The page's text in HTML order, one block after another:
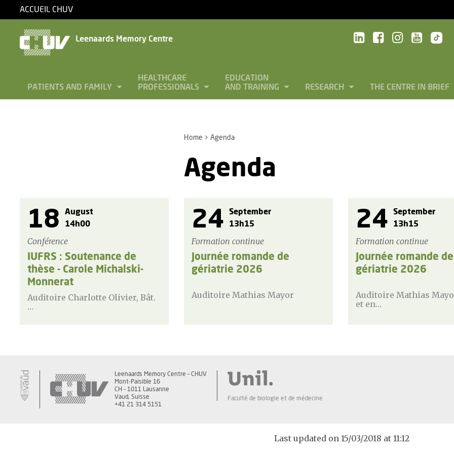
ACCUEIL CHUV
Leenaards Memory Centre
PATIENTS AND FAMILY
HEALTHCARE
PROFESSIONALS
EDUCATION
AND TRAINING
RESEARCH THE CENTRE IN BRIEF
Home Agenda
Agenda
18
August
14h00
Conférence
IUFRS : Soutenance de
thèse - Carole Michalski-
Monnerat
Auditoire Charlotte Olivier, Bât.
…
24
September
13h15
Formation continue
Journée romande de
gériatrie 2026
Auditoire Mathias Mayor
24
September
13h15
Formation continue
Journée romande de
gériatrie 2026
Auditoire Mathias
et en…
Leenaards Memory Centre – CHUV
Mont-Paisible 16
CH - 1011 Lausanne
Vaud, Suisse
+41 21 314 5151
Faculté de biologie et de médecine
Last updated on 15/03/2018 at 11:12